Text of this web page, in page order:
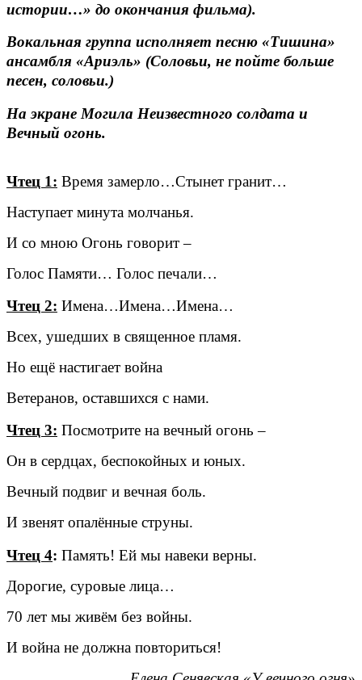
истории…» до окончания фильма).
Вокальная группа исполняет песню «Тишина»
ансамбля «Ариэль» (Соловьи, не пойте больше
песен, соловьи.)
На экране Могила Неизвестного солдата и
Вечный огонь.
Чтец 1: Время замерло…Стынет гранит…
Наступает минута молчанья.
И со мною Огонь говорит –
Голос Памяти… Голос печали…
Чтец 2: Имена…Имена…Имена…
Всех, ушедших в священное пламя.
Но ещё настигает война
Ветеранов, оставшихся с нами.
Чтец 3: Посмотрите на вечный огонь –
Он в сердцах, беспокойных и юных.
Вечный подвиг и вечная боль.
И звенят опалённые струны.
Чтец 4: Память! Ей мы навеки верны.
Дорогие, суровые лица…
70 лет мы живём без войны.
И война не должна повториться!